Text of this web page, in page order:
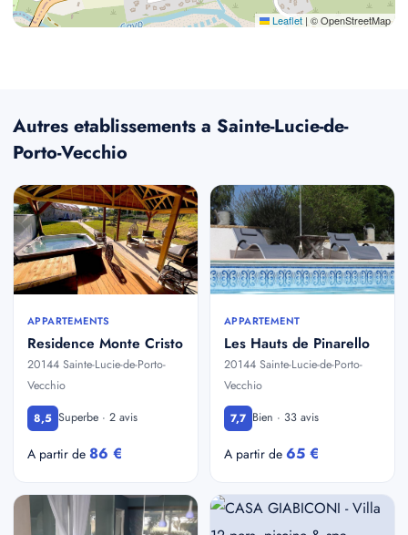
Leaflet | © OpenStreetMap
Autres etablissements a Sainte-Lucie-de-
Porto-Vecchio
APPARTEMENTS
Residence Monte Cristo
20144 Sainte-Lucie-de-Porto-
Vecchio
8,5 Superbe · 2 avis
A partir de 86 €
APPARTEMENT
Les Hauts de Pinarello
20144 Sainte-Lucie-de-Porto-
Vecchio
7,7 Bien · 33 avis
A partir de 65 €